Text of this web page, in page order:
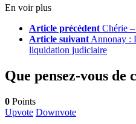
En voir plus
Article précédent Chérie –
Article suivant Annonay :
liquidation judiciaire
Que pensez-vous de
0 Points
Upvote Downvote